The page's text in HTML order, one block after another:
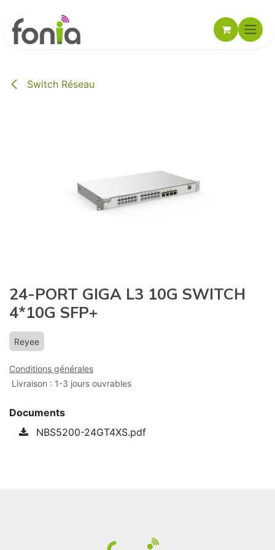
Switch Réseau
24-PORT GIGA L3 10G SWITCH
4*10G SFP+
Reyee
Conditions générales
Livraison : 1-3 jours ouvrables
Documents
NBS5200-24GT4XS.pdf